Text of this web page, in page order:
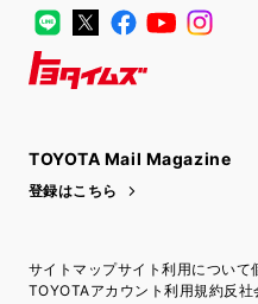
LINE
X FacebookYouTube
TOYOTA Mail Magazine
登録はこちら
サイトマップサイト利用について
TOYOTAアカウント利用規約反社